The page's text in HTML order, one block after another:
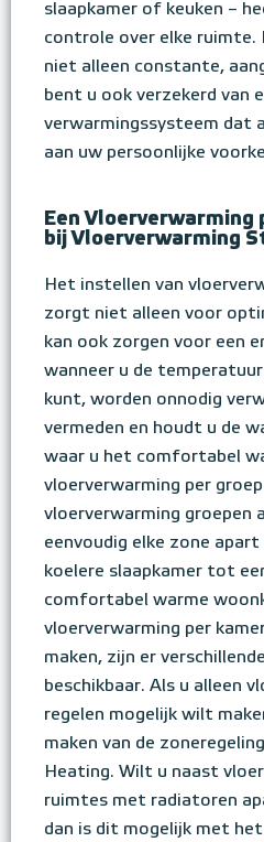
slaapkamer of keuken –
controle over elke ruimte.
niet alleen constante,
bent u ook verzekerd van
verwarmingssysteem dat
aan uw persoonlijke
Een Vloerverwarming
bij Vloerverwarming
Het instellen van
zorgt niet alleen voor
kan ook zorgen voor een
wanneer u de
kunt, worden onnodig
vermeden en houdt u de
waar u het comfortabel
vloerverwarming per
vloerverwarming groepen
eenvoudig elke zone
koelere slaapkamer tot
comfortabel warme
vloerverwarming per
maken, zijn er
beschikbaar. Als u alleen
regelen mogelijk wilt
maken van de
Heating. Wilt u naast
ruimtes met radiatoren
dan is dit mogelijk met